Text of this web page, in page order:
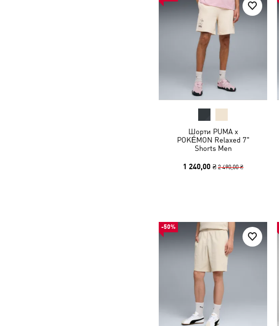
Шорти PUMA x
POKÉMON Relaxed 7"
Shorts Men
1 240,00 ₴ 2 490,00 ₴
-50%